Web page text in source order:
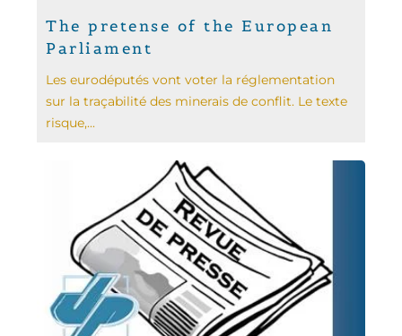
The pretense of the European
Parliament
Les eurodéputés vont voter la réglementation
sur la traçabilité des minerais de conflit. Le texte
risque,...